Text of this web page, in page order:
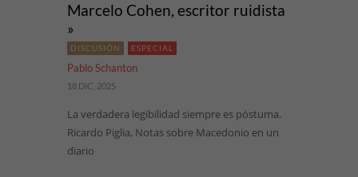
Marcelo Cohen, escritor ruidista
»
DISCUSIÓN ESPECIAL
Pablo Schanton
18 DIC, 2025
La verdadera legibilidad siempre es póstuma.
Ricardo Piglia, Notas sobre Macedonio en un
diario